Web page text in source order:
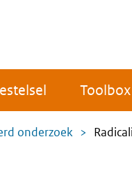
Toolbox
onderzoek